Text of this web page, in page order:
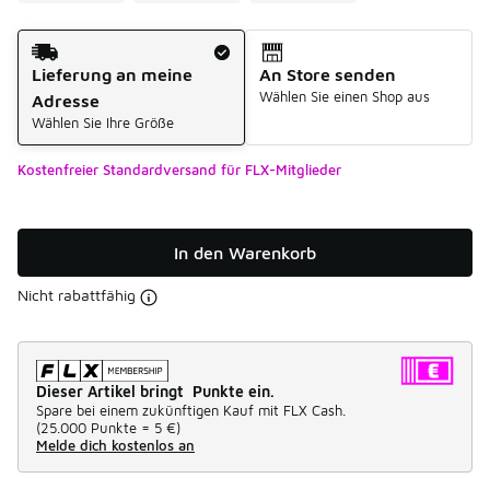
Versandart
Lieferung an meine
Adresse
Wählen Sie Ihre Größe
An Store senden
Wählen Sie einen Shop aus
Kostenfreier Standardversand für FLX-Mitglieder
In den Warenkorb
Nicht rabattfähig
Dieser Artikel bringt Punkte ein.
Spare bei einem zukünftigen Kauf mit FLX Cash.
(25.000 Punkte = 5 €)
Melde dich kostenlos an